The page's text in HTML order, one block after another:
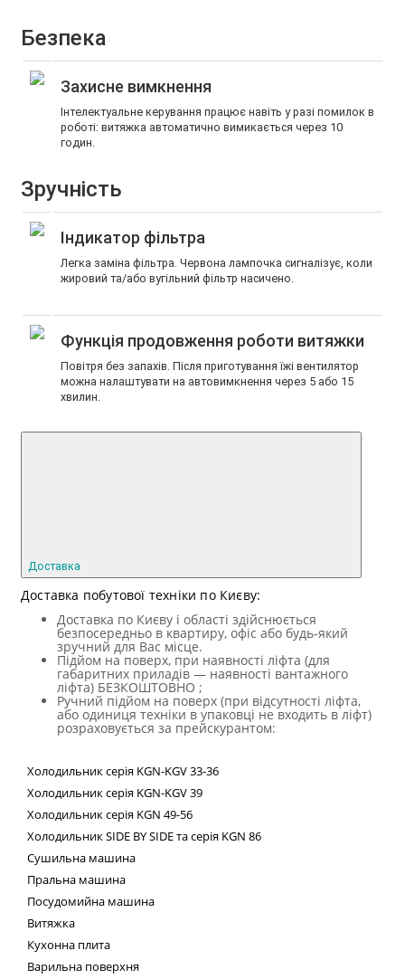
Безпека
Захисне вимкнення
Інтелектуальне керування працює навіть у разі помилок в
роботі: витяжка автоматично вимикається через 10
годин.
Зручність
Індикатор фільтра
Легка заміна фільтра. Червона лампочка сигналізує, коли
жировий та/або вугільний фільтр насичено.
Функція продовження роботи витяжки
Повітря без запахів. Після приготування їжі вентилятор
можна налаштувати на автовимкнення через 5 або 15
хвилин.
Доставка
Доставка побутової техніки по Києву:
Доставка по Києву і області здійснюється
безпосередньо в квартиру, офіс або будь-який
зручний для Вас місце.
Підйом на поверх, при наявності ліфта (для
габаритних приладів — наявності вантажного
ліфта) БЕЗКОШТОВНО ;
Ручний підйом на поверх (при відсутності ліфта,
або одиниця техніки в упаковці не входить в ліфт)
розраховується за прейскурантом:
Холодильниксерія KGN-KGV33-36
Холодильник серія KGN-KGV39
Холодильник серія KGN 49-56
ХолодильникSIDE BYSIDEта серія KGN 86
Сушильна машина
Пральна машина
Посудомийна машина
Витяжка
Кухонна плита
Варильна поверхня